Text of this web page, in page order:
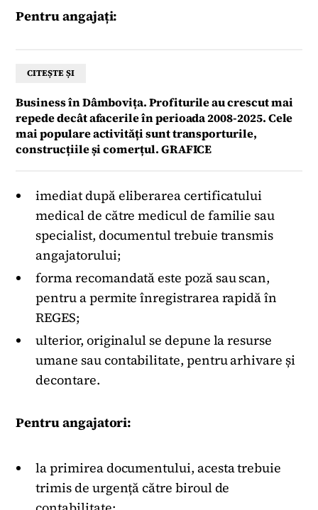
Pentru angajați:
CITEȘTE ȘI
Business în Dâmbovița. Profiturile au crescut mai
repede decât afacerile în perioada 2008-2025. Cele
mai populare activități sunt transporturile,
construcțiile și comerțul. GRAFICE
imediat după eliberarea certificatului
medical de către medicul de familie sau
specialist, documentul trebuie transmis
angajatorului;
forma recomandată este poză sau scan,
pentru a permite înregistrarea rapidă în
REGES;
ulterior, originalul se depune la resurse
umane sau contabilitate, pentru arhivare și
decontare.
Pentru angajatori:
la primirea documentului, acesta trebuie
trimis de urgență către biroul de